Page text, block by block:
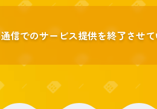
信でのサービス提供を終了させて